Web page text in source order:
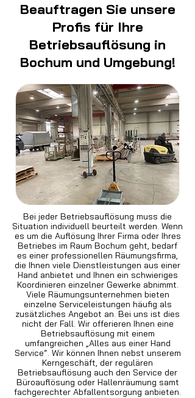
Beauftragen Sie unsere
Profis für Ihre
Betriebsauflösung in
Bochum und Umgebung!
Bei jeder Betriebsauflösung muss die
Situation individuell beurteilt werden. Wenn
es um die Auflösung Ihrer Firma oder Ihres
Betriebes im Raum Bochum geht, bedarf
es einer professionellen Räumungsfirma,
die Ihnen viele Dienstleistungen aus einer
Hand anbietet und Ihnen ein schwieriges
Koordinieren einzelner Gewerke abnimmt.
Viele Räumungsunternehmen bieten
einzelne Serviceleistungen häufig als
zusätzliches Angebot an. Bei uns ist dies
nicht der Fall. Wir offerieren Ihnen eine
Betriebsauflösung mit einem
umfangreichen „Alles aus einer Hand
Service“. Wir können Ihnen nebst unserem
Kerngeschäft, der regulären
Betriebsauflösung auch den Service der
Büroauflösung oder Hallenräumung samt
fachgerechter Abfallentsorgung anbieten.